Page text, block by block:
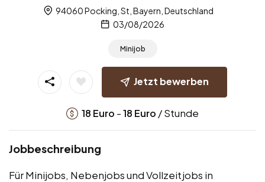
94060 Pocking, St, Bayern, Deutschland
03/08/2026
Minijob
Jetzt bewerben
18 Euro -18 Euro / Stunde
Jobbeschreibung
Für Minijobs, Nebenjobs und Vollzeitjobs in